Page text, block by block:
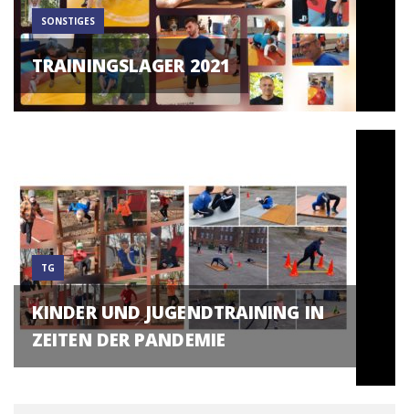
SONSTIGES
TRAININGSLAGER 2021
TG
KINDER UND JUGENDTRAINING IN
ZEITEN DER PANDEMIE